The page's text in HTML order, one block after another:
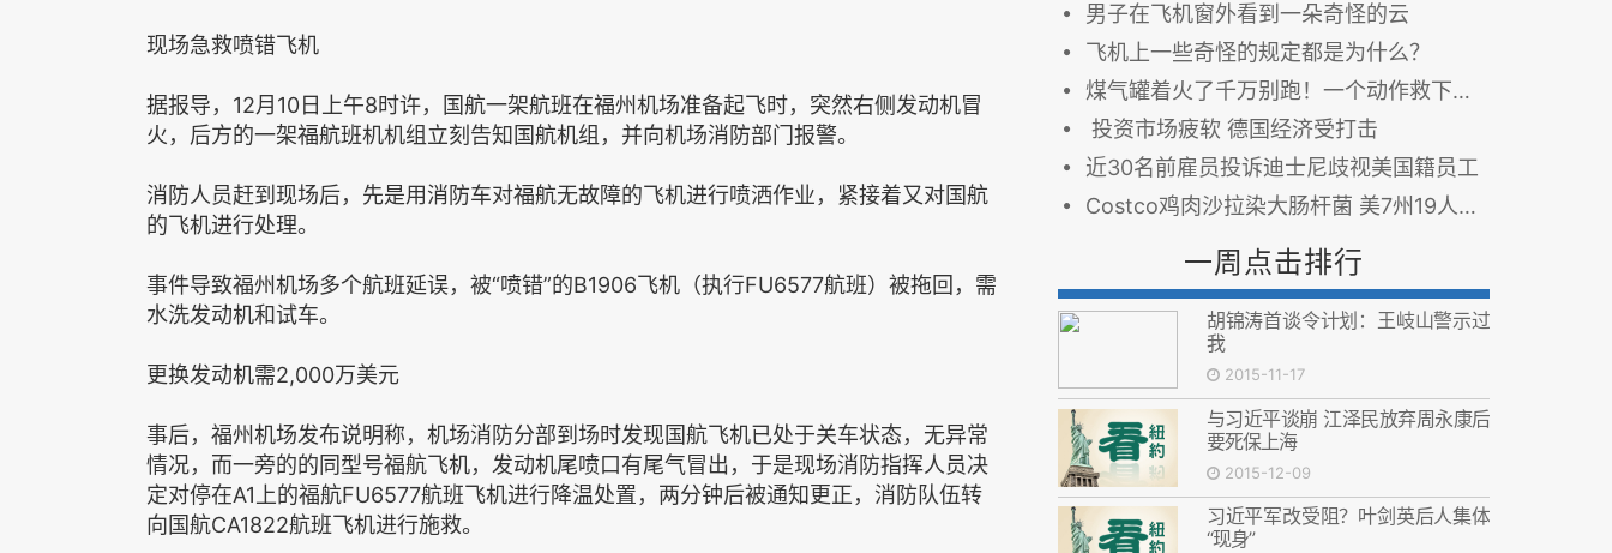
现场急救喷错飞机
据报导，12月10日上午8时许，国航一架航班在福州机场准备起飞时，突然右侧发动机冒
火，后方的一架福航班机机组立刻告知国航机组，并向机场消防部门报警。
消防人员赶到现场后，先是用消防车对福航无故障的飞机进行喷洒作业，紧接着又对国航
的飞机进行处理。
事件导致福州机场多个航班延误，被“喷错”的B1906飞机（执行FU6577航班）被拖回，需
水洗发动机和试车。
更换发动机需2,000万美元
事后，福州机场发布说明称，机场消防分部到场时发现国航飞机已处于关车状态，无异常
情况，而一旁的的同型号福航飞机，发动机尾喷口有尾气冒出，于是现场消防指挥人员决
定对停在A1上的福航FU6577航班飞机进行降温处置，两分钟后被通知更正，消防队伍转
向国航CA1822航班飞机进行施救。
男子在飞机窗外看到一朵奇怪的云
飞机上一些奇怪的规定都是为什么？
煤气罐着火了千万别跑！一个动作救下全家人
投资市场疲软 德国经济受打击
近30名前雇员投诉迪士尼歧视美国籍员工
Costco鸡肉沙拉染大肠杆菌 美7州19人患病
一周点击排行
胡锦涛首谈令计划：王岐山警示过
我
2015-11-17
与习近平谈崩 江泽民放弃周永康后
要死保上海
2015-12-09
习近平军改受阻？叶剑英后人集体
“现身”